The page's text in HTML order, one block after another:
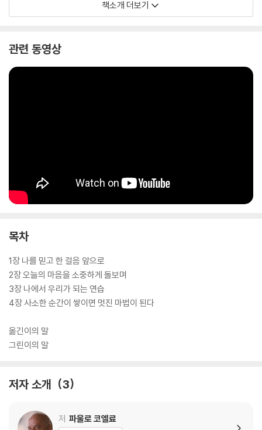
책소개 더보기
관련 동영상
목차
1장 나를 믿고 한 걸음 앞으로
2장 오늘의 마음을 소중하게 돌보며
3장 나에서 우리가 되는 연습
4장 사소한 순간이 쌓이면 멋진 마법이 된다
옮긴이의 말
그린이의 말
저자 소개 3
저 파울로 코엘료